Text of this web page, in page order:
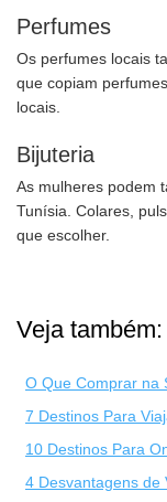
Perfumes
Os perfumes locais
que copiam
locais.
Bijuteria
As mulheres podem
Tunísia. Colares,
que escolher.
Veja também:
O Que Comprar na
7 Destinos Para
10 Destinos Para
4 Desvantagens de